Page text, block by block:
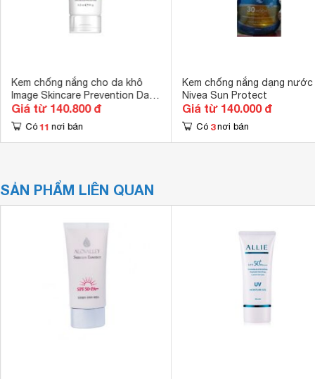
Kem chống nắng cho da khô
Image Skincare Prevention Daily
Hydrating Moisturizer SPF 30
Giá từ 140.800 đ
Có 11 nơi bán
Kem chống nắng dạng nước
Nivea Sun Protect
Giá từ 140.000 đ
Có 3 nơi bán
SẢN PHẨM LIÊN QUAN